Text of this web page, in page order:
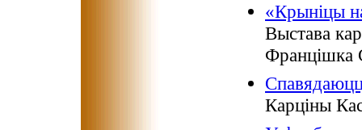
«Крыніцы
Выстава
Францішка
Карціны